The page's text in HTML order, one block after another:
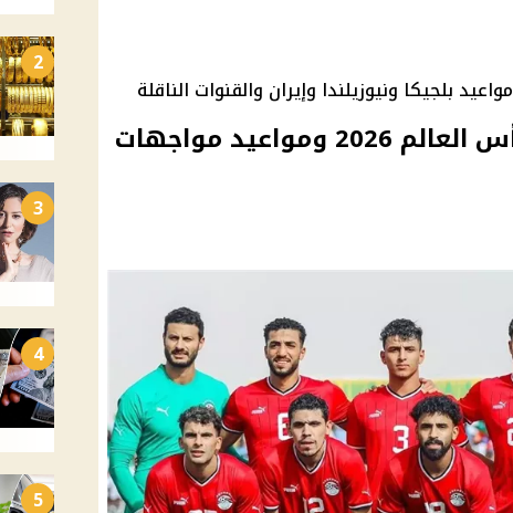
جدول مباريات مصر في كأس العالم 2026 ومواعيد مواجهات
2
3
4
5